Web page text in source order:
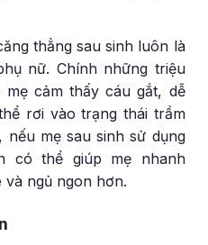
thẳng sau sinh luôn là
nữ. Chính những triệu
cảm thấy cáu gắt, dễ
rơi vào trạng thái trầm
nếu mẹ sau sinh sử dụng
có thể giúp mẹ nhanh
ngủ ngon hơn.